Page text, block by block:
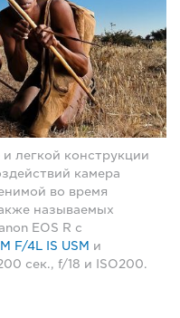
легкой конструкции
камера
во время
называемых
EOS R с
F/4L IS USM и
сек., f/18 и ISO200.